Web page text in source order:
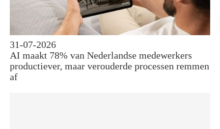
31-07-2026
AI maakt 78% van Nederlandse medewerkers
productiever, maar verouderde processen remmen
af